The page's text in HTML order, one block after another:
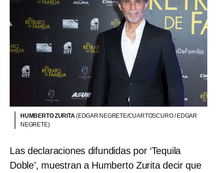
HUMBERTO ZURITA(EDGAR NEGRETE/CUARTOSCURO / EDGAR
NEGRETE)
Las declaraciones difundidas por ‘Tequila
Doble’, muestran a Humberto Zurita decir que